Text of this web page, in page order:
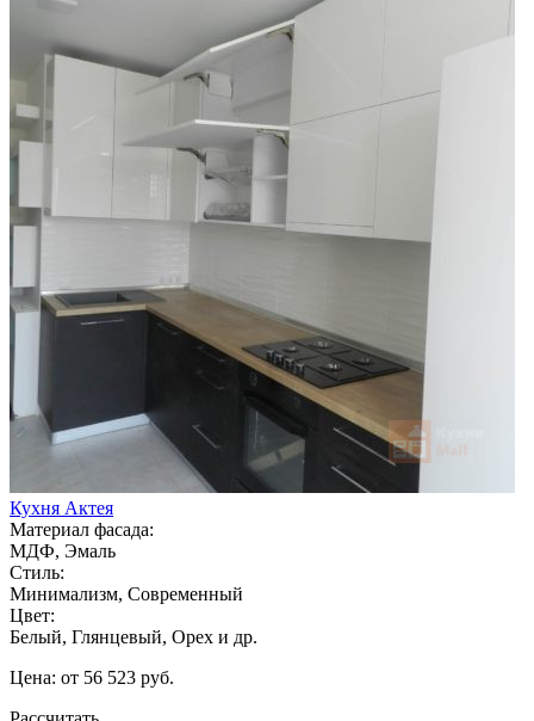
Кухня Актея
Материал фасада:
МДФ, Эмаль
Стиль:
Минимализм, Современный
Цвет:
Белый, Глянцевый, Орех и др.
Цена: от 56 523 руб.